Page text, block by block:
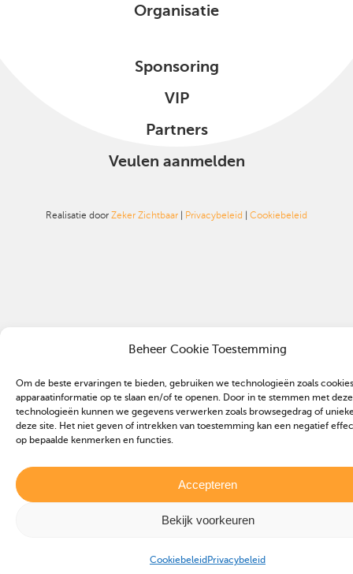
Beheer Cookie Toestemming
Om de beste ervaringen te bieden, gebruiken we technologieën zoals
apparaatinformatie op te slaan en/of te openen. Door in te stemmen met deze
technologieën kunnen we gegevens verwerken zoals browsegedrag of
deze site. Het niet geven of intrekken van toestemming kan een negatief
op bepaalde kenmerken en functies.
Accepteren
Bekijk voorkeuren
Cookiebeleid Privacybeleid
Organisatie
Sponsoring
VIP
Partners
Veulen aanmelden
Realisatie door Zeker Zichtbaar | Privacybeleid | Cookiebeleid